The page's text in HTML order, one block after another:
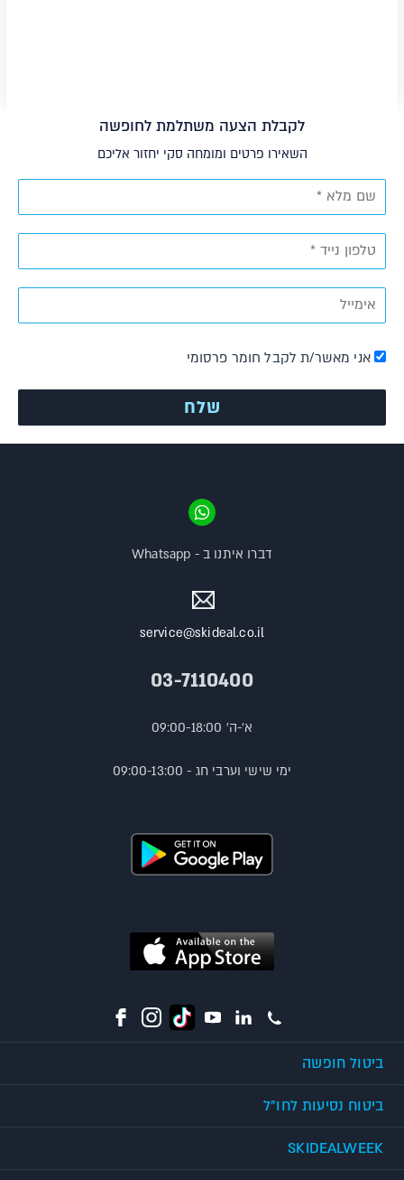
לקבלת הצעה משתלמת לחופשה
השאירו פרטים ומומחה סקי יחזור אליכם
אני מאשר/ת לקבל חומר פרסומי
service@skideal.co.il
03-7110400
א'-ה' 09:00-18:00
ימי שישי וערבי חג - 09:00-13:00
דברו איתנו ב - Whatsapp
ביטול חופשה
ביטוח נסיעות לחו"ל
SKIDEALWEEK